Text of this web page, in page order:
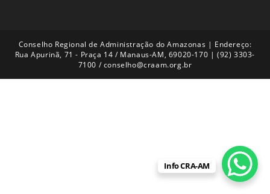
Conselho Regional de Administração do Amazonas | Endereço:
Rua Apurinã, 71 - Praça 14 / Manaus-AM, 69020-170 | (92) 3303-
7100 / conselho@craam.org.br
Info CRA-AM